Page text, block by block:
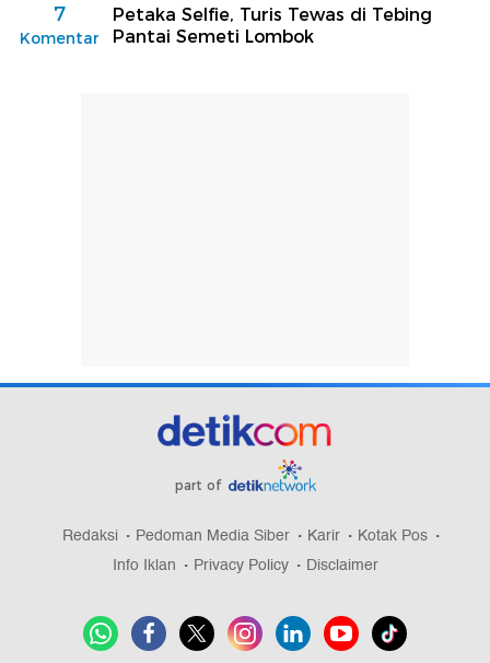
7
Komentar
Petaka Selfie, Turis Tewas di Tebing
Pantai Semeti Lombok
part of
Redaksi Pedoman Media Siber Karir
Kotak Pos
Info Iklan
Privacy Policy Disclaimer